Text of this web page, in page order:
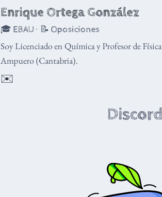
Enrique Ortega González
🎓 EBAU · 📝 Oposiciones
Soy Licenciado en Química y Profesor de
Ampuero (Cantabria).
✉️
Discord